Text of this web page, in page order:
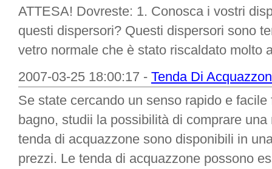
ATTESA! Dovreste: 1. Conosca i vostri
questi dispersori? Questi dispersori sono
vetro normale che è stato riscaldato molto
2007-03-25 18:00:17 - Tenda Di
Se state cercando un senso rapido e
bagno, studii la possibilità di comprare
tenda di acquazzone sono disponibili in
prezzi. Le tenda di acquazzone possono